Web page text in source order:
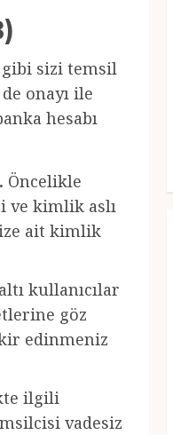
sizi temsil
onayı ile
hesabı
Öncelikle
ve kimlik aslı
ait kimlik
kullanıcılar
göz
edinmeniz
ilgili
vadesiz